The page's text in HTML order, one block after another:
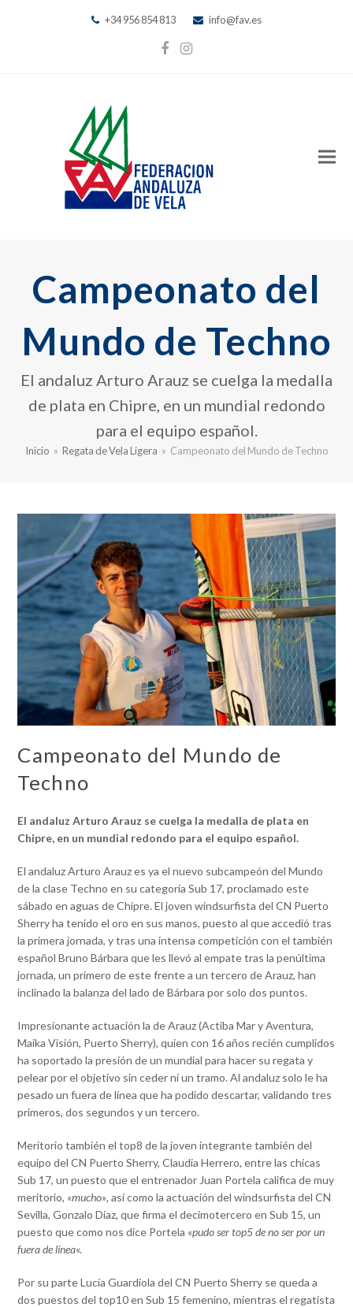
+34 956 854 813 info@fav.es
Facebook
Instagram
Campeonato del
Mundo de Techno
El andaluz Arturo Arauz se cuelga la medalla
de plata en Chipre, en un mundial redondo
para el equipo español.
Inicio » Regata de Vela Ligera » Campeonato del Mundo de Techno
Campeonato del Mundo de
Techno
El andaluz Arturo Arauz se cuelga la medalla de plata en
Chipre, en un mundial redondo para el equipo español.
El andaluz Arturo Arauz es ya el nuevo subcampeón del Mundo
de la clase Techno en su categoría Sub 17, proclamado este
sábado en aguas de Chipre. El joven windsurfista del CN Puerto
Sherry ha tenido el oro en sus manos, puesto al que accedió tras
la primera jornada, y tras una intensa competición con el también
español Bruno Bárbara que les llevó al empate tras la penúltima
jornada, un primero de este frente a un tercero de Arauz, han
inclinado la balanza del lado de Bárbara por solo dos puntos.
Impresionante actuación la de Arauz (Actiba Mar y Aventura,
Maika Visión, Puerto Sherry), quien con 16 años recién cumplidos
ha soportado la presión de un mundial para hacer su regata y
pelear por el objetivo sin ceder ni un tramo. Al andaluz solo le ha
pesado un fuera de línea que ha podido descartar, validando tres
primeros, dos segundos y un tercero.
Meritorio también el top8 de la joven integrante también del
equipo del CN Puerto Sherry, Claudia Herrero, entre las chicas
Sub 17, un puesto que el entrenador Juan Portela califica de muy
meritorio, «mucho», así como la actuación del windsurfista del CN
Sevilla, Gonzalo Díaz, que firma el decimotercero en Sub 15, un
puesto que como nos dice Portela «pudo ser top5 de no ser por un
fuera de línea«.
Por su parte Lucía Guardiola del CN Puerto Sherry se queda a
dos puestos del top10 en Sub 15 femenino, mientras el regatista